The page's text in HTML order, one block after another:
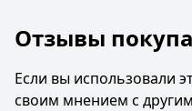
Отзывы
Если вы использовали
своим мнением с